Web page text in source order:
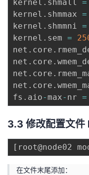
kernel . shmall =
kernel . shmmax =
kernel . shmmni =
kernel . sem =
net . core .
net . core .
net . core .
net . core .
fs . aio- max- nr =
3.3 修改配置文
[ root@node02
在文件末尾添加：